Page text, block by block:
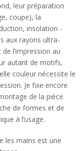
leur préparation
coupe), la
insolation -
aux rayons ultra-
l’impression au
autant de motifs,
couleur nécessite le
Je fixe encore
de la pièce.
de formes et de
à l’usage.
les mains est une